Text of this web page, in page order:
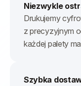
Niezwykle
Drukujemy
z precyzyjnym
każdej palety
Szybka